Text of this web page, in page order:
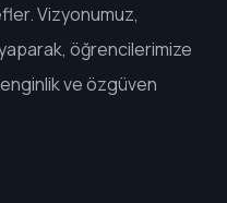
Vizyonumuz,
öğrencilerimize
ve özgüven